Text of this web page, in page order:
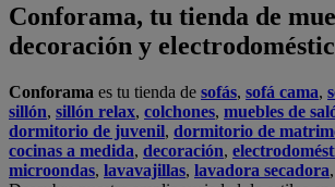
Conforama, tu tienda de
decoración y
Conforama es tu tienda de sofás, sofá cama,
sillón, sillón relax, colchones, muebles de
dormitorio de juvenil, dormitorio de
cocinas a medida, decoración,
microondas, lavavajillas, lavadora secadora